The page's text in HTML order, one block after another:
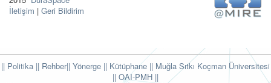
İletişim | Geri Bildirim
|| Politika || Rehber|| Yönerge || Kütüphane || Muğla Sıtkı Koçman Üniversitesi
|| OAI-PMH ||